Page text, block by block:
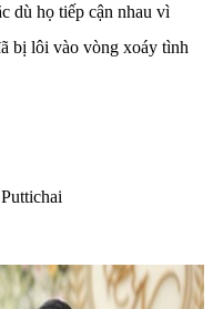
dù họ tiếp cận nhau vì
bị lôi vào vòng xoáy tình